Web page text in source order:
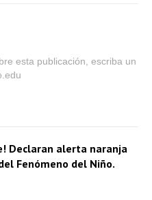
esta publicación, escriba un
Declaran alerta naranja
Fenómeno del Niño.